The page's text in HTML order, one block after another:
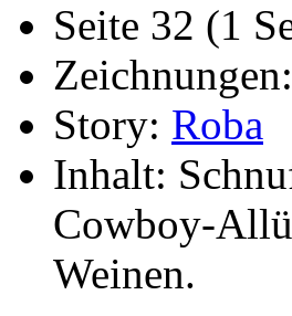
Seite 32 (1
Zeichnungen:
Story: Roba
Inhalt:
Cowboy-
Weinen.